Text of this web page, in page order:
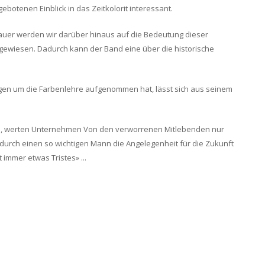
Einblick in das Zeitkolorit interessant.
werden wir darüber hinaus auf die Bedeutung dieser
Dadurch kann der Band eine über die historische
um die Farbenlehre aufgenommen hat, lässt sich aus seinem
werten Unternehmen Von den verworrenen Mitlebenden nur
einen so wichtigen Mann die Angelegenheit für die Zukunft
etwas Tristes» ...